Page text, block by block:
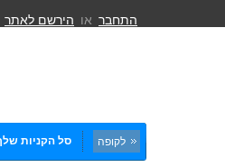
התחבר או הירשם לאתר
סל הקניות לקופה